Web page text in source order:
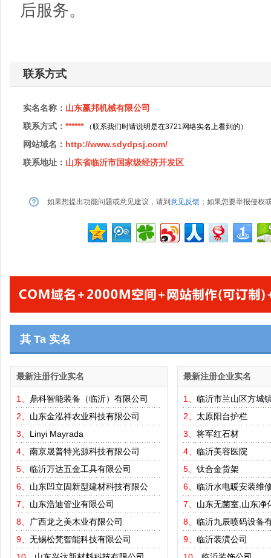
后服务。
联系方式
实名名称： 山东赢邦机械有限公司
联系方式： ******（联系我们时请说明是在3721网络实名上看到的）
网站域名： http://www.sdydpsj.com/
联系地址： 山东省临沂市国家级经济开发区
如果想提出功能问题或意见建议，请到 意见反馈 ；如果您要举报侵权
其 Ta 实名
最新注册行业实名
1、 鼎科智能装备（临沂）有限公司
2、 山东金泓祥农业科技有限公司
3、 Linyi Mayrada
4、 南京晟普特光源科技有限公司
5、 临沂万达五金工具有限公司
6、 山东凹立固新型建材科技有限公
7、 山东浩迪管业有限公司
8、
广西龙之美木业有限公司
9、 无锡松梵智能科技有限公司
最新注册企业实名
1、 临沂市兰山区方城
2、 太原阳台护栏
3、 将军红石材
4、 临沂美容医院
5、 钛合金货架
6、 临沂水电暖安装维
7、 山东无菌室,山东净
8、 临沂九辰喷码设备
9、 临沂装潢公司